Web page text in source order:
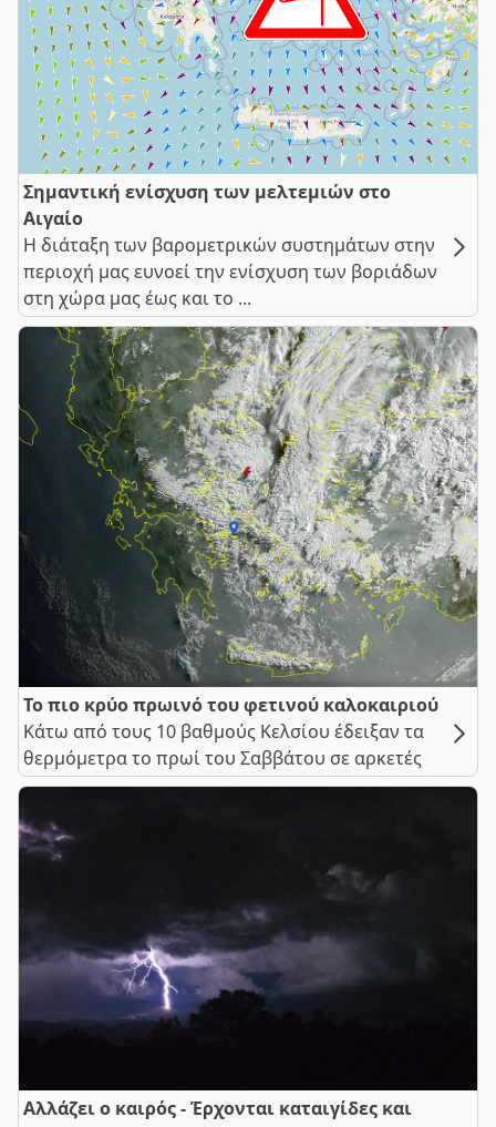
Σημαντική ενίσχυση των μελτεμιών στο
Αιγαίο
Η διάταξη των βαρομετρικών συστημάτων στην
περιοχή μας ευνοεί την ενίσχυση των βοριάδων
στη χώρα μας έως και το ...
Το πιο κρύο πρωινό του φετινού καλοκαιριού
Κάτω από τους 10 βαθμούς Κελσίου έδειξαν τα
θερμόμετρα το πρωί του Σαββάτου σε αρκετές
Αλλάζει ο καιρός - Έρχονται καταιγίδες και